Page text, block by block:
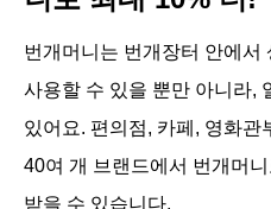
번개머니는 번개장터 안에서
사용할 수 있을 뿐만 아니라,
있어요. 편의점, 카페, 영화관
40여 개 브랜드에서 번개머
받을 수 있습니다.